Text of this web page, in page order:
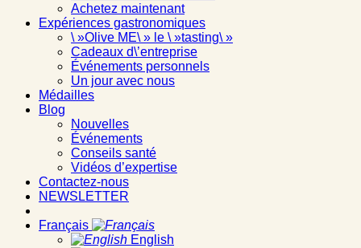
Achetez maintenant
Expériences gastronomiques
\ »Olive ME\ » le \ »tasting\ »
Cadeaux d\’entreprise
Événements personnels
Un jour avec nous
Médailles
Blog
Nouvelles
Événements
Conseils santé
Vidéos d’expertise
Contactez-nous
NEWSLETTER
Français
English